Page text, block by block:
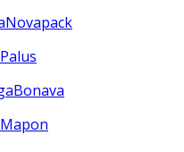
Novapack
Palus
Bonava
Mapon